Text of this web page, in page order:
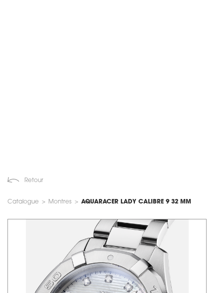
Retour
Catalogue > Montres > AQUARACER LADY CALIBRE 9 32 MM